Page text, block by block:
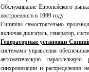
Обслуживание Европейского
построенного в 1999 году.
Cummins самостоятельно
включая двигатель, генератор,
Генераторные установки
системами управления
автоматическую
синхронизации и распределения